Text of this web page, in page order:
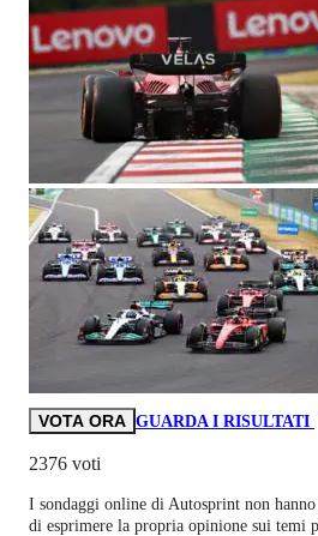
VOTA ORA GUARDA I RISULTATI
2376 voti
I sondaggi online di Autosprint non
di esprimere la propria opinione sui temi